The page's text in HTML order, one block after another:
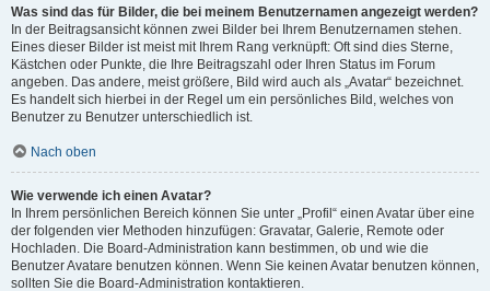
Was sind das für Bilder, die bei meinem Benutzernamen angezeigt werden?
In der Beitragsansicht können zwei Bilder bei Ihrem Benutzernamen stehen.
Eines dieser Bilder ist meist mit Ihrem Rang verknüpft: Oft sind dies Sterne,
Kästchen oder Punkte, die Ihre Beitragszahl oder Ihren Status im Forum
angeben. Das andere, meist größere, Bild wird auch als „Avatar“ bezeichnet.
Es handelt sich hierbei in der Regel um ein persönliches Bild, welches von
Benutzer zu Benutzer unterschiedlich ist.
Nach oben
Wie verwende ich einen Avatar?
In Ihrem persönlichen Bereich können Sie unter „Profil“ einen Avatar über eine
der folgenden vier Methoden hinzufügen: Gravatar, Galerie, Remote oder
Hochladen. Die Board-Administration kann bestimmen, ob und wie die
Benutzer Avatare benutzen können. Wenn Sie keinen Avatar benutzen können,
sollten Sie die Board-Administration kontaktieren.